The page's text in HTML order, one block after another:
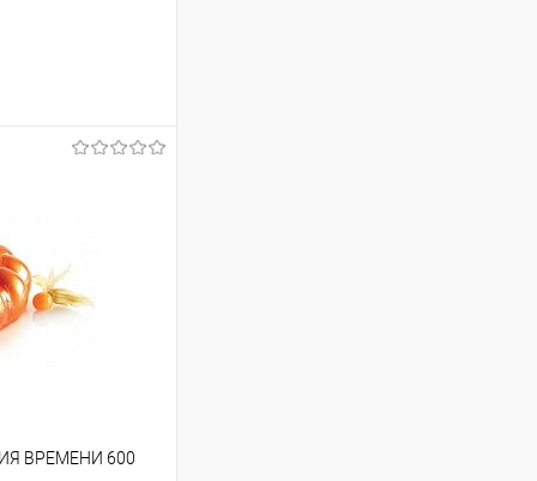
Сравнение
В наличии
ВРЕМЕНИ 600